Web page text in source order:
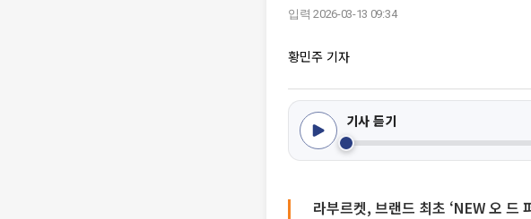
입력 2026-03-13 09:34
황민주 기자
기사 듣기
라부르켓, 브랜드 최초 ‘NEW 오 드